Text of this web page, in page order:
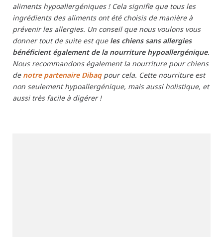
aliments hypoallergéniques ! Cela signifie que tous les
ingrédients des aliments ont été choisis de manière à
prévenir les allergies. Un conseil que nous voulons vous
donner tout de suite est que les chiens sans allergies
bénéficient également de la nourriture hypoallergénique.
Nous recommandons également la nourriture pour chiens
de notre partenaire Dibaqpour cela. Cette nourriture est
non seulement hypoallergénique, mais aussi holistique, et
aussi très facile à digérer !